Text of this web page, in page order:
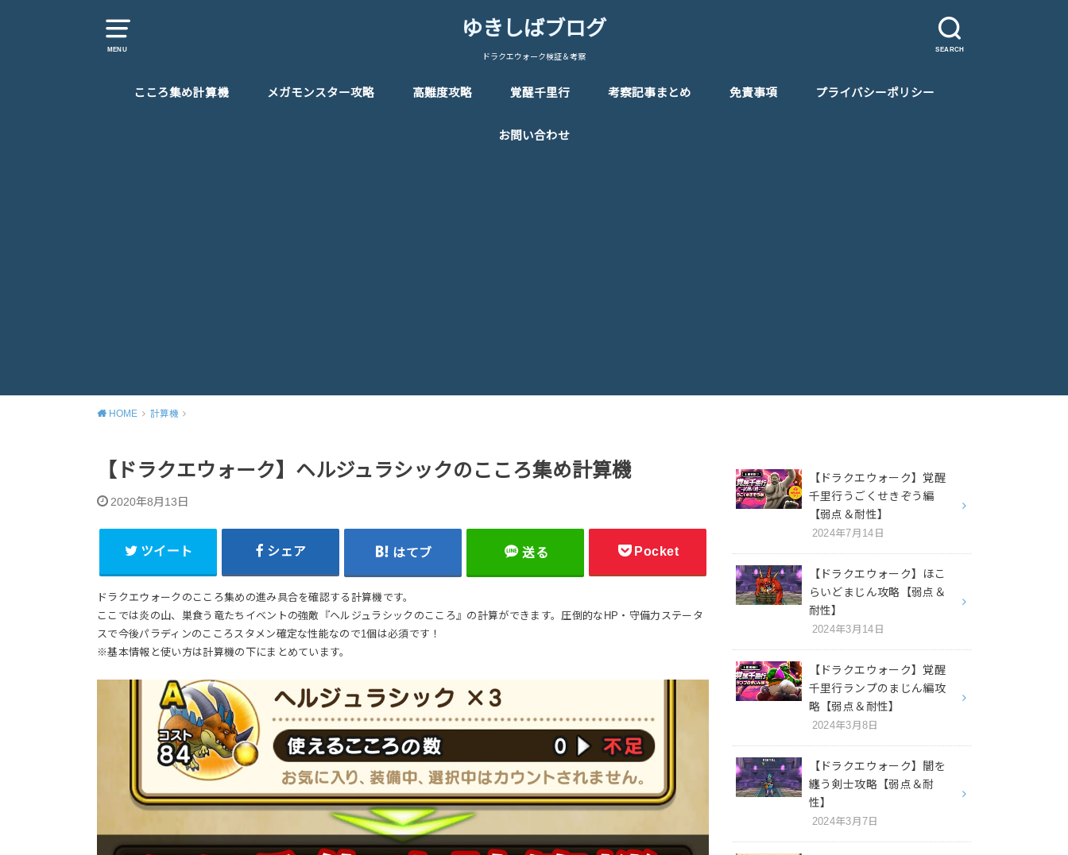
MENU SEARCH
ゆきしばブログ
ドラクエウォーク検証＆考察
こころ集め計算機 メガモンスター攻略 高難度攻略 覚醒千里行 考察記事まとめ 免責事項 プライバシーポリシー
お問い合わせ
HOME 計算機
【ドラクエウォーク】ヘルジュラシックのこころ集め計算機
2020年8月13日
ツイート シェア はてブ 送る Pocket
ドラクエウォークのこころ集めの進み具合を確認する計算機です。
ここでは炎の山、巣食う竜たちイベントの強敵『ヘルジュラシックのこころ』の計算ができます。圧倒的なHP・守備力ステータ
スで今後パラディンのこころスタメン確定な性能なので1個は必須です！
※基本情報と使い方は計算機の下にまとめています。
【ドラクエウォーク】覚醒
千里行うごくせきぞう編
【弱点＆耐性】
2024年7月14日
【ドラクエウォーク】ほこ
らいどまじん攻略【弱点＆
耐性】
2024年3月14日
【ドラクエウォーク】覚醒
千里行ランプのまじん編攻
略【弱点＆耐性】
2024年3月8日
【ドラクエウォーク】闇を
纏う剣士攻略【弱点＆耐
性】
2024年3月7日